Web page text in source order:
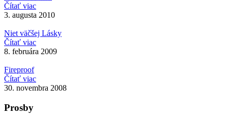
Čítať viac
3. augusta 2010
Niet väčšej Lásky
Čítať viac
8. februára 2009
Fireproof
Čítať viac
30. novembra 2008
Prosby